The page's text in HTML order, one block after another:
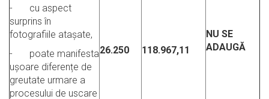
- cu aspect
surprins în
fotografiile atașate,
- poate manifesta
ușoare diferențe de
greutate urmare a
procesului de uscare
26.250 118.967,11
NU SE
ADAUGĂ